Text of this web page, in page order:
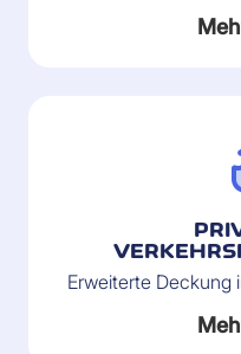
Erweiterte Deckung